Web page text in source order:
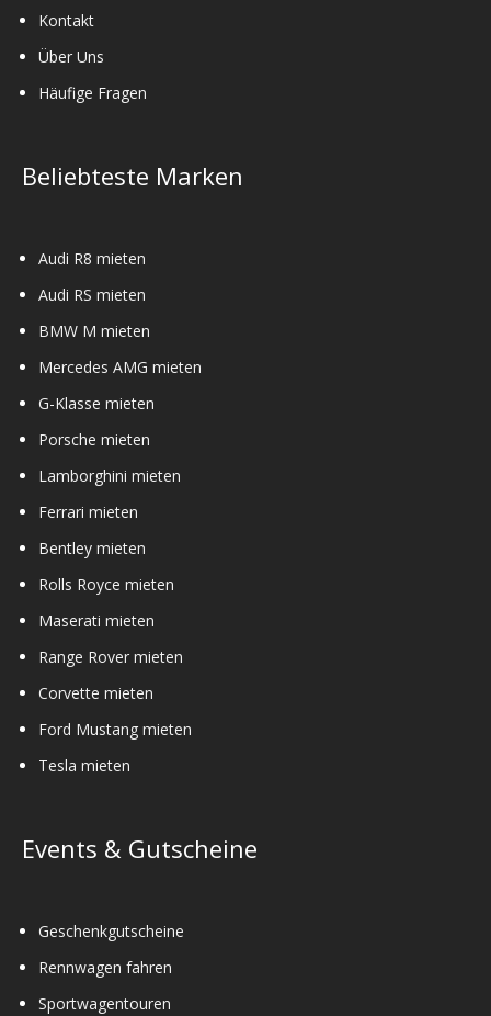
Kontakt
Über Uns
Häufige Fragen
Beliebteste Marken
Audi R8 mieten
Audi RS mieten
BMW M mieten
Mercedes AMG mieten
G-Klasse mieten
Porsche mieten
Lamborghini mieten
Ferrari mieten
Bentley mieten
Rolls Royce mieten
Maserati mieten
Range Rover mieten
Corvette mieten
Ford Mustang mieten
Tesla mieten
Events & Gutscheine
Geschenkgutscheine
Rennwagen fahren
Sportwagentouren